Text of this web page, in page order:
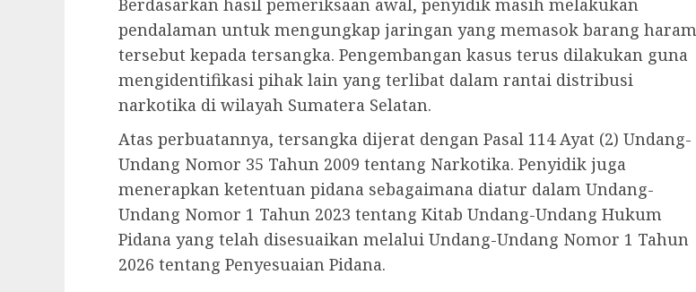
pendalaman untuk mengungkap jaringan yang memasok barang haram
tersebut kepada tersangka. Pengembangan kasus terus dilakukan guna
mengidentifikasi pihak lain yang terlibat dalam rantai distribusi
narkotika di wilayah Sumatera Selatan.
Atas perbuatannya, tersangka dijerat dengan Pasal 114 Ayat (2) Undang-
Undang Nomor 35 Tahun 2009 tentang Narkotika. Penyidik juga
menerapkan ketentuan pidana sebagaimana diatur dalam Undang-
Undang Nomor 1 Tahun 2023 tentang Kitab Undang-Undang Hukum
Pidana yang telah disesuaikan melalui Undang-Undang Nomor 1 Tahun
2026 tentang Penyesuaian Pidana.